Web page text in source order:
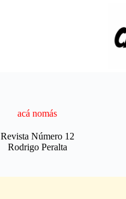
acá nomás
Revista Número 12
Rodrigo Peralta